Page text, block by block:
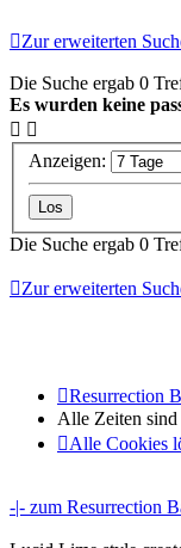
Zur erweiterten
Die Suche ergab 0
Es wurden keine
Anzeigen:
Die Suche ergab 0
Zur erweiterten
Resurrection
Alle Zeiten sind
Alle Cookies
-|- zum Resurrection